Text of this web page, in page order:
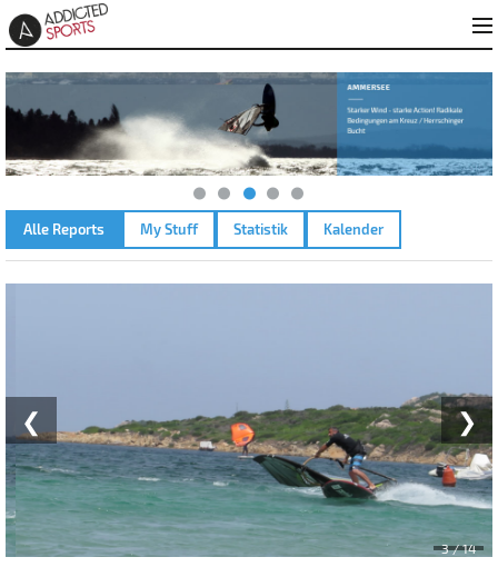
Alle Reports My Stuff Statistik Kalender
❯
❮
3/ 14